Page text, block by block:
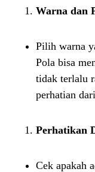
Warna dan
Pilih warna
Pola bisa
tidak terlalu
perhatian
Perhatikan
Cek apakah